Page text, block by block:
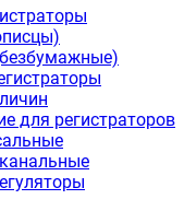
для регистраторов